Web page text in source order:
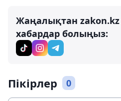
Жаңалықтан
хабардар болыңыз:
Пікірлер 0